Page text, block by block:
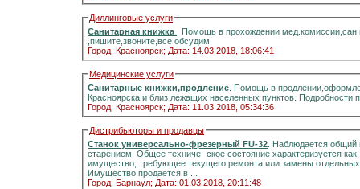
Диллинговые услуги
Санитарная книжка
. Помощь в прохождении
,пишите,звоните,все обсудим.
Город: Красноярск; Дата: 14.03.2018, 18:06:41
Медицинские услуги
Санитарные книжки,продление . Помощь в
Красноярска и близ лежащих населенных пунктов.
Город: Красноярск; Дата: 11.03.2018, 05:34:36
Дистрибьюторы и продавцы
Станок универсально-фрезерный FU-32 . Наблюдается
старением. Общее техниче- ское состояние характеризуется
имущество, требующее текущего ремонта или замены
Имущество продается в ...
Город: Барнаул; Дата: 01.03.2018, 20:11:48